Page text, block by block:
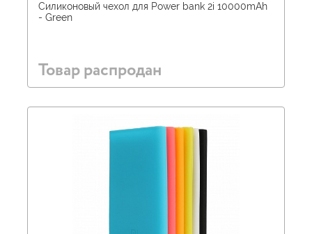
Силиконовый чехол для Power bank 2i 10000mAh
- Green
Товар распродан